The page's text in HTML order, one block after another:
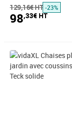
129,16€ HT -23%
98,33€ HT
Prix 319,08€ HT